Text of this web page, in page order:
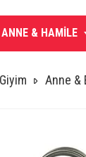
ANNE & HAMİLE
Anne &